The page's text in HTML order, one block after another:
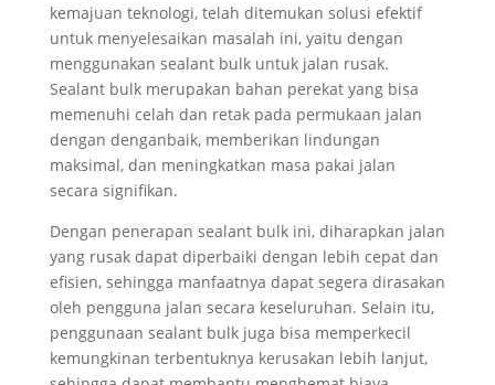
kemajuan teknologi, telah ditemukan solusi efektif
untuk menyelesaikan masalah ini, yaitu dengan
menggunakan sealant bulk untuk jalan rusak.
Sealant bulk merupakan bahan perekat yang bisa
memenuhi celah dan retak pada permukaan jalan
dengan denganbaik, memberikan lindungan
maksimal, dan meningkatkan masa pakai jalan
secara signifikan.
Dengan penerapan sealant bulk ini, diharapkan jalan
yang rusak dapat diperbaiki dengan lebih cepat dan
efisien, sehingga manfaatnya dapat segera dirasakan
oleh pengguna jalan secara keseluruhan. Selain itu,
penggunaan sealant bulk juga bisa memperkecil
kemungkinan terbentuknya kerusakan lebih lanjut,